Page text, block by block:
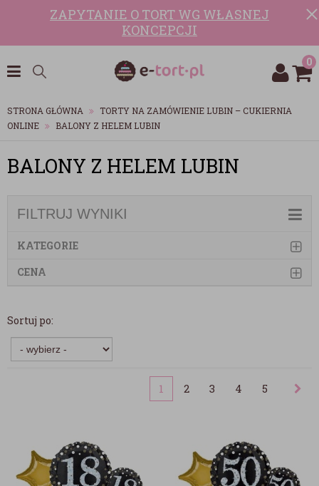
ZAPYTANIE O TORT WG WŁASNEJ
KONCEPCJI
0
STRONA GŁÓWNA
TORTY NA ZAMÓWIENIE LUBIN – CUKIERNIA
ONLINE
BALONY Z HELEM LUBIN
BALONY Z HELEM LUBIN
FILTRUJ WYNIKI
KATEGORIE
CENA
Sortuj po:
1 2 3 4 5